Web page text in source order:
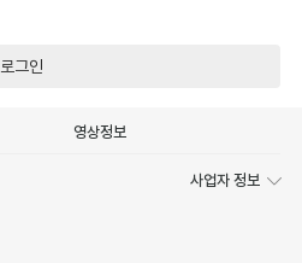
로그인
영상정보
사업자 정보